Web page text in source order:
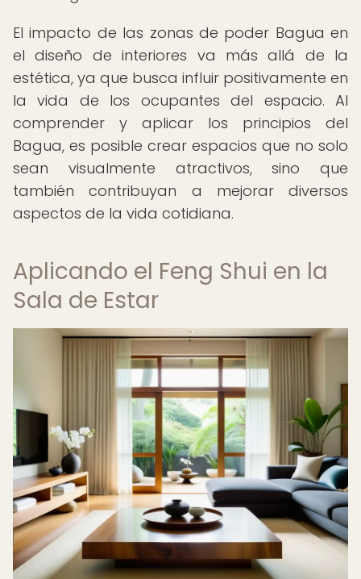
El impacto de las zonas de poder Bagua en
el diseño de interiores va más allá de la
estética, ya que busca influir positivamente en
la vida de los ocupantes del espacio. Al
comprender y aplicar los principios del
Bagua, es posible crear espacios que no solo
sean visualmente atractivos, sino que
también contribuyan a mejorar diversos
aspectos de la vida cotidiana.
Aplicando el Feng Shui en la
Sala de Estar